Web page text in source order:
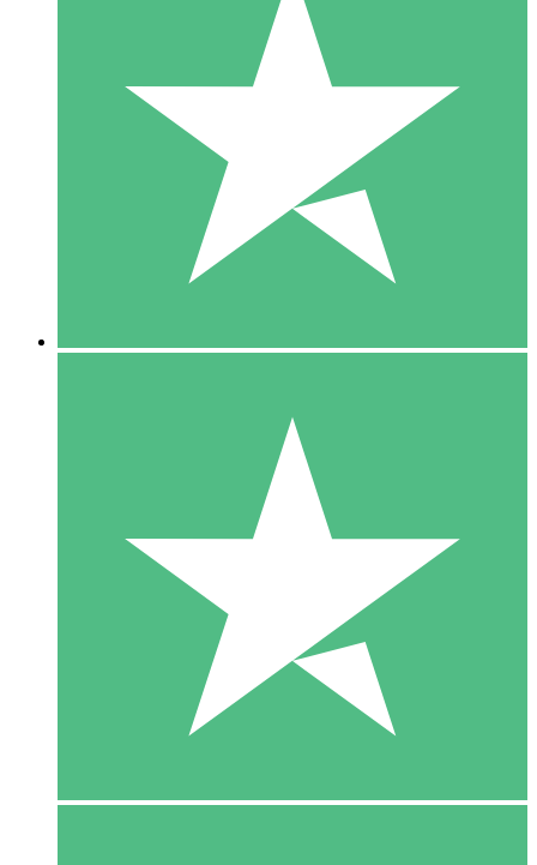
Paquetes de Créditos Individuales
Paga según el uso con créditos de descarga. Sin compromiso
10 00
10 Descargas
20 00